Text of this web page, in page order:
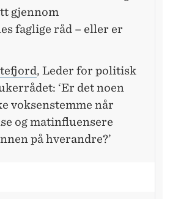
gjennom
faglige råd – eller er
, Leder for politisk
‘Er det noen
voksenstemme når
og matinfluensere
på hverandre?’